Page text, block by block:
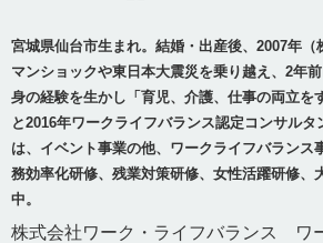
宮城県仙台市生まれ。結婚・出産後、2007年（
マンショックや東日本大震災を乗り越え、2年
身の経験を生かし「育児、介護、仕事の両立を
と2016年ワークライフバランス認定コンサル
は、イベント事業の他、ワークライフバランス
務効率化研修、残業対策研修、女性活躍研修、
中。
株式会社ワーク・ライフバランス ワ